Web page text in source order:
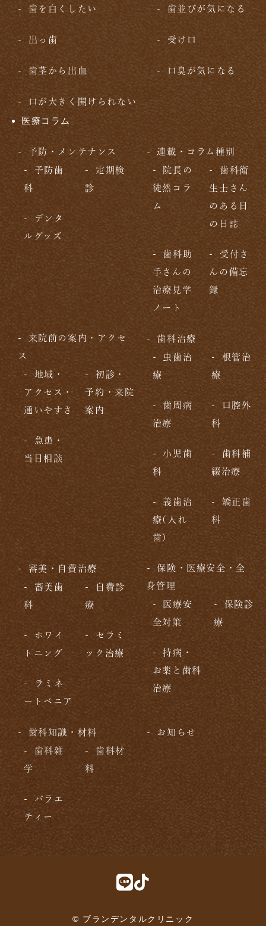
歯を白くしたい 歯並びが気になる
出っ歯 受け口
歯茎から出血 口臭が気になる
口が大きく開けられない
医療コラム
予防・メンテナンス
予防歯
科
定期検
診
デンタ
ルグッズ
連載・コラム種別
院長の
徒然コラ
ム
歯科衛
生士さん
のある日
の日誌
歯科助
手さんの
治療見学
ノート
受付さ
んの備忘
録
来院前の案内・アクセ
ス
地域・
アクセス・
通いやすさ
初診・
予約・来院
案内
急患・
当日相談
歯科治療
虫歯治
療
根管治
療
歯周病
治療
口腔外
科
小児歯
科
歯科補
綴治療
義歯治
療(入れ
歯)
矯正歯
科
審美・自費治療
審美歯
科
自費診
療
ホワイ
トニング
セラミ
ック治療
ラミネ
ートベニア
保険・医療安全・全
身管理
医療安
全対策
保険診
療
持病・
お薬と歯科
治療
歯科知識・材料
歯科雑
学
歯科材
料
バラエ
ティー
お知らせ
© ブランデンタルクリニック